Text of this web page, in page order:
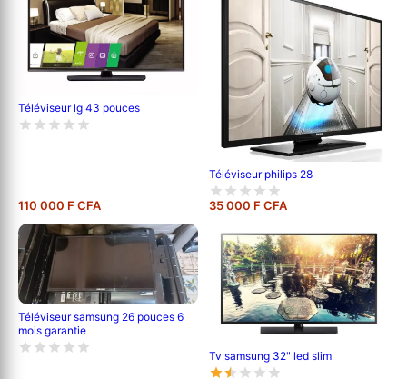
Téléviseur lg 43 pouces
110 000 F CFA
Téléviseur philips 28
35 000 F CFA
Téléviseur samsung 26 pouces 6
mois garantie
Tv samsung 32" led slim